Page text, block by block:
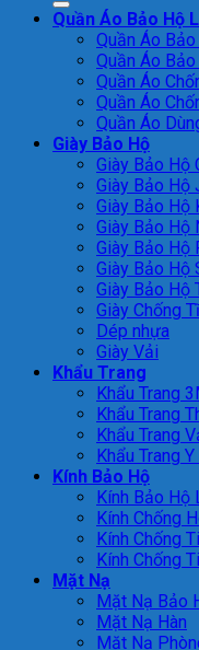
Quần Áo Bảo Hộ
Quần Áo
Quần Áo Bảo
Quần Áo
Quần Áo
Quần Áo
Giày Bảo Hộ
Giày Bảo Hộ
Giày Bảo Hộ
Giày Bảo Hộ
Giày Bảo Hộ
Giày Bảo Hộ
Giày Bảo Hộ
Giày Bảo Hộ
Giày Chống
Dép nhựa
Giày Vải
Khẩu Trang
Khẩu Trang
Khẩu Trang
Khẩu Trang
Khẩu Trang Y
Kính Bảo Hộ
Kính Bảo Hộ
Kính Chống
Kính Chống
Kính Chống
Mặt Nạ
Mặt Nạ Bảo
Mặt Nạ Hàn
Mặt Nạ